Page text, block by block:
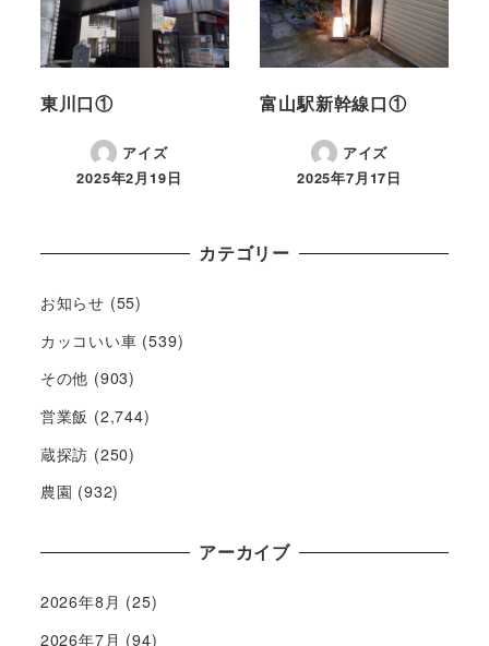
東川口①
アイズ
2025年2月19日
富山駅新幹線口①
アイズ
2025年7月17日
カテゴリー
お知らせ (55)
カッコいい車 (539)
その他 (903)
営業飯 (2,744)
蔵探訪 (250)
農園 (932)
アーカイブ
2026年8月 (25)
2026年7月 (94)